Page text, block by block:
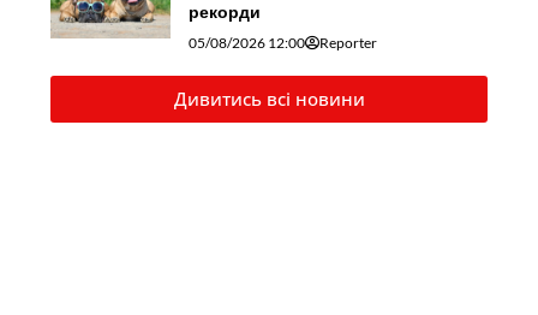
рекорди
05/08/2026 12:00 Reporter
Дивитись всі новини